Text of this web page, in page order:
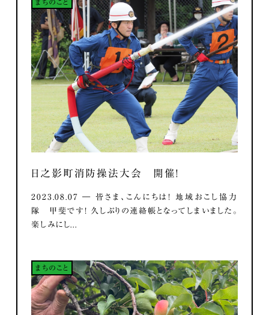
まちのこと
日之影町消防操法大会 開催！
2023.08.07 ― 皆さま、こんにちは！ 地域おこし協力
隊 甲斐です！ 久しぶりの連絡帳となってしまいました。
楽しみにし...
まちのこと